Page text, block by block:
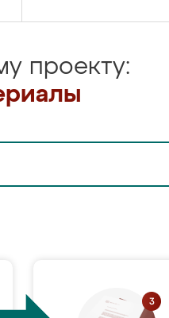
проекту: